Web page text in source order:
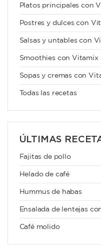
Platos principales con
Postres y dulces con
Salsas y untables con
Smoothies con Vitamix
Sopas y cremas con
Todas las recetas
ÚLTIMAS
Fajitas de pollo
Helado de café
Hummus de habas
Ensalada de lentejas
Café molido